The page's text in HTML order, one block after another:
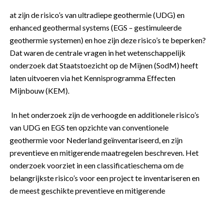
at zijn de risico’s van ultradiepe geothermie (UDG) en
enhanced geothermal systems (EGS – gestimuleerde
geothermie systemen) en hoe zijn deze risico’s te beperken?
Dat waren de centrale vragen in het wetenschappelijk
onderzoek dat Staatstoezicht op de Mijnen (SodM) heeft
laten uitvoeren via het Kennisprogramma Effecten
Mijnbouw (KEM).
In het onderzoek zijn de verhoogde en additionele risico’s
van UDG en EGS ten opzichte van conventionele
geothermie voor Nederland geïnventariseerd, en zijn
preventieve en mitigerende maatregelen beschreven. Het
onderzoek voorziet in een classificatieschema om de
belangrijkste risico’s voor een project te inventariseren en
de meest geschikte preventieve en mitigerende